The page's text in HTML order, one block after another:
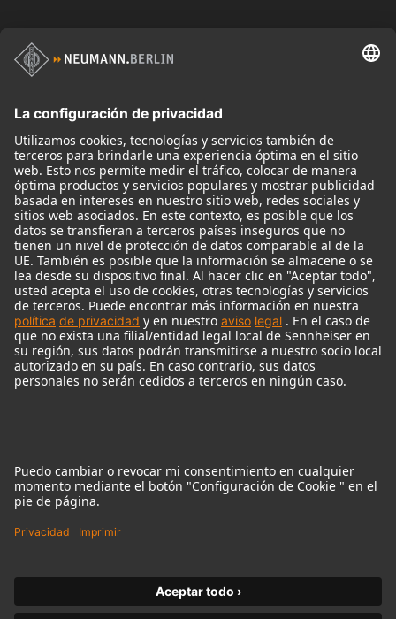
Micrófonos
Monitores
Monitor Accessories
Auriculares
Micrófonos Legendarios
Audio Interface
Pie de imprenta
Política de privacidad
Condiciones Generales